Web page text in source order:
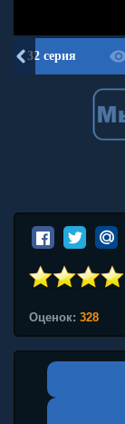
32 серия
Оценок: 328